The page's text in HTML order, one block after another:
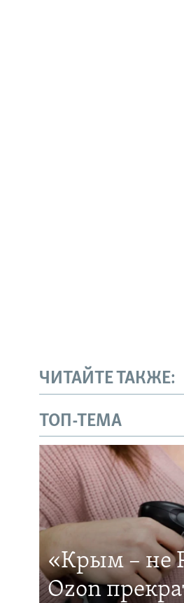
ЧИТАЙТЕ ТАКЖЕ:
ТОП-ТЕМА
«Крым – не
Ozon